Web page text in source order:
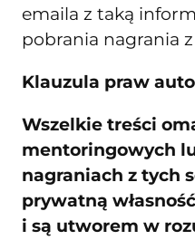
emaila z taką
pobrania nagrania z
Klauzula praw
Wszelkie treści
mentoringowych
nagraniach z tych
prywatną
i są utworem w